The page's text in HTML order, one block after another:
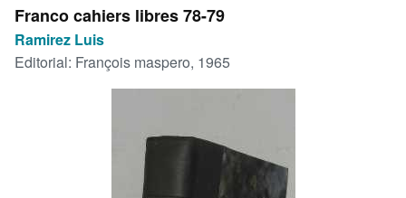
Consultar mis pedidos
Franco cahiers libres 78-79
Ramirez Luis
Editorial: François maspero, 1965